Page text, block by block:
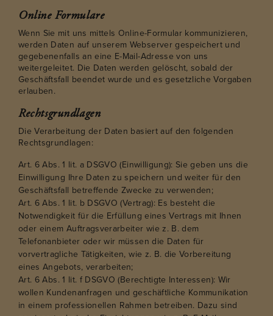
Online Formulare
Wenn Sie mit uns mittels Online-Formular kommunizieren,
werden Daten auf unserem Webserver gespeichert und
gegebenenfalls an eine E-Mail-Adresse von uns
weitergeleitet. Die Daten werden gelöscht, sobald der
Geschäftsfall beendet wurde und es gesetzliche Vorgaben
erlauben.
Rechtsgrundlagen
Die Verarbeitung der Daten basiert auf den folgenden
Rechtsgrundlagen:
Art. 6 Abs. 1 lit. a DSGVO (Einwilligung): Sie geben uns die
Einwilligung Ihre Daten zu speichern und weiter für den
Geschäftsfall betreffende Zwecke zu verwenden;
Art. 6 Abs. 1 lit. b DSGVO (Vertrag): Es besteht die
Notwendigkeit für die Erfüllung eines Vertrags mit Ihnen
oder einem Auftragsverarbeiter wie z. B. dem
Telefonanbieter oder wir müssen die Daten für
vorvertragliche Tätigkeiten, wie z. B. die Vorbereitung
eines Angebots, verarbeiten;
Art. 6 Abs. 1 lit. f DSGVO (Berechtigte Interessen): Wir
wollen Kundenanfragen und geschäftliche Kommunikation
in einem professionellen Rahmen betreiben. Dazu sind